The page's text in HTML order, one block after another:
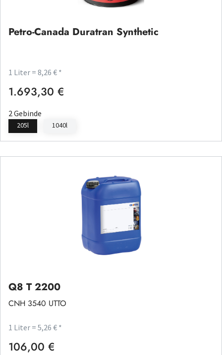
Petro-Canada Duratran Synthetic
1 Liter = 8,26 € *
Regulärer Preis:
1.693,30 €
2 Gebinde
205l 1040l
Q8 T 2200
CNH 3540 UTTO
1 Liter = 5,26 € *
Regulärer Preis:
106,00 €